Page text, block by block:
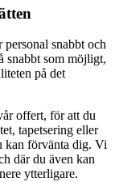
personal snabbt och
snabbt som möjligt,
på det
offert, för att du
tapetsering eller
kan förvänta dig. Vi
där du även kan
ytterligare.